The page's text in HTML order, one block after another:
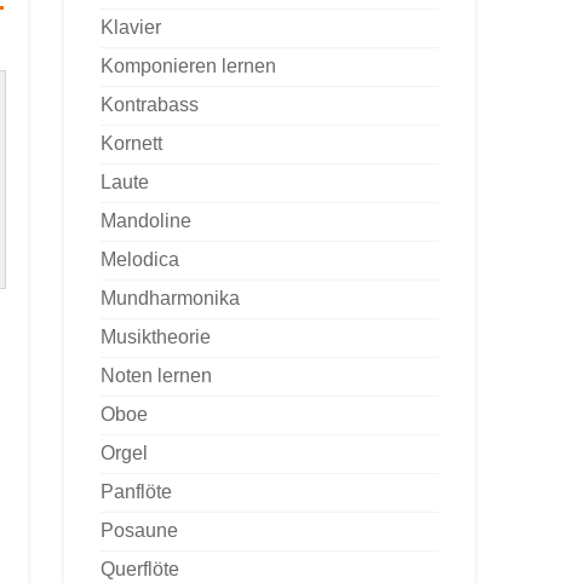
Klavier
Komponieren lernen
Kontrabass
Kornett
Laute
Mandoline
Melodica
Mundharmonika
Musiktheorie
Noten lernen
Oboe
Orgel
Panflöte
Posaune
Querflöte